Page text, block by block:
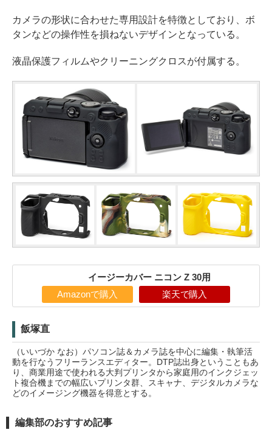
カメラの形状に合わせた専用設計を特徴としており、ボ
タンなどの操作性を損ねないデザインとなっている。
液晶保護フィルムやクリーニングクロスが付属する。
イージーカバー ニコン Z 30用
Amazonで購入 楽天で購入
飯塚直
（いいづか なお）パソコン誌＆カメラ誌を中心に編集・執筆活
動を行なうフリーランスエディター。DTP誌出身ということもあ
り、商業用途で使われる大判プリンタから家庭用のインクジェッ
ト複合機までの幅広いプリンタ群、スキャナ、デジタルカメラな
どのイメージング機器を得意とする。
編集部のおすすめ記事